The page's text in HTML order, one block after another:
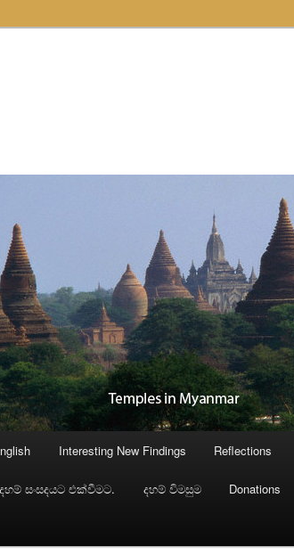
Interesting New Findings Reflections
දහම් සංසදයට එක්වීමට. දහම් විමසුම Donations